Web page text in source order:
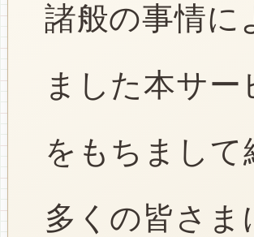
諸般の事情に
ました本サー
をもちまし
多くの皆さ